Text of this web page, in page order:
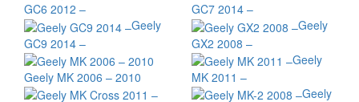
GC6 2012 –
GC7 2014 –
Geely
GC9 2014 –
Geely
GX2 2008 –
Geely MK 2006 – 2010
Geely
MK 2011 –
Geely